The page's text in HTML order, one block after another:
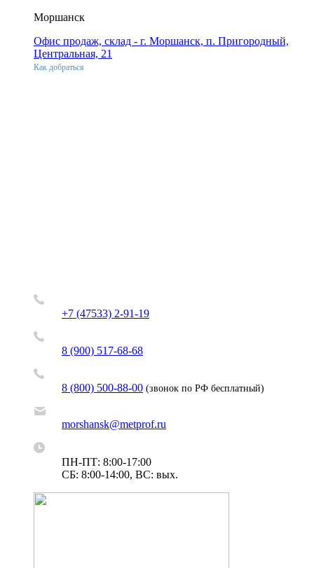
Моршанск
Офис продаж, склад - г. Моршанск, п. Пригородный,
Центральная, 21
Как добраться
+7 (47533) 2-91-19
8 (900) 517-68-68
8 (800) 500-88-00 (звонок по РФ бесплатный)
morshansk@metprof.ru
ПН-ПТ: 8:00-17:00
СБ: 8:00-14:00, ВС: вых.